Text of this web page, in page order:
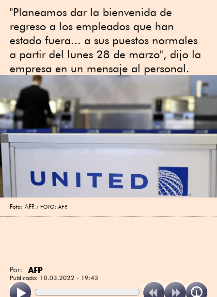
"Planeamos dar la bienvenida de
regreso a los empleados que han
estado fuera... a sus puestos normales
a partir del lunes 28 de marzo", dijo la
empresa en un mensaje al personal.
Foto: AFP. FOTO: AFP.
Por: AFP
Publicado: 10.03.2022 - 19:43